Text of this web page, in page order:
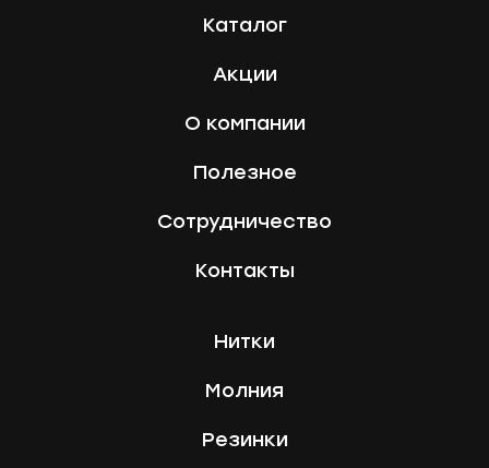
Каталог
Акции
О компании
Полезное
Сотрудничество
Контакты
Нитки
Молния
Резинки